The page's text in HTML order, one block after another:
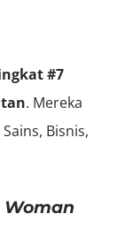
#7
. Mereka
Bisnis,
Woman